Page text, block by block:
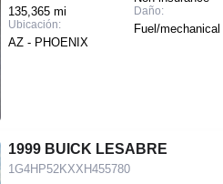
135,365 mi
Ubicación:
AZ - PHOENIX
Daño:
Fuel/mechanical
1999 BUICK LESABRE
1G4HP52KXXH455780